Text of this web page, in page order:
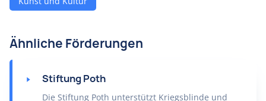
Ähnliche Förderungen
Stiftung Poth
Die Stiftung Poth unterstützt Kriegsblinde und